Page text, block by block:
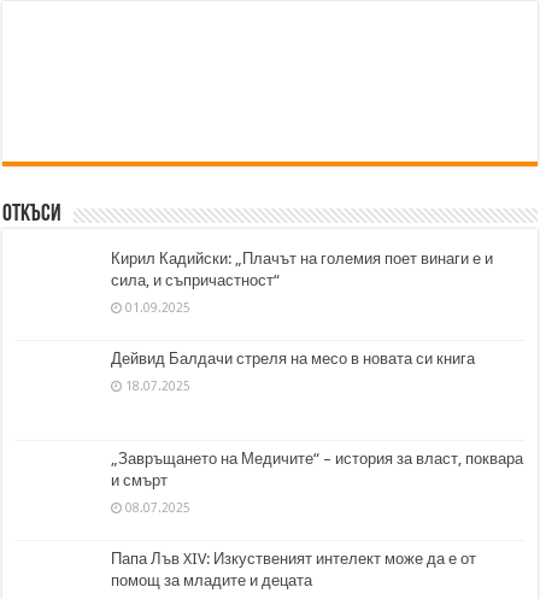
Откъси
Кирил Кадийски: „Плачът на големия поет винаги е и
сила, и съпричастност“
01.09.2025
Дейвид Балдачи стреля на месо в новата си книга
18.07.2025
„Завръщането на Медичите“ – история за власт, поквара
и смърт
08.07.2025
Папа Лъв XIV: Изкуственият интелект може да е от
помощ за младите и децата